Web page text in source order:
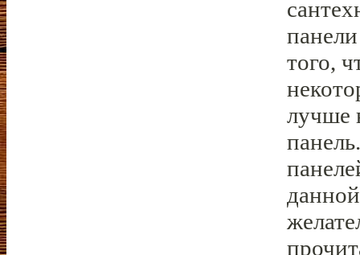
того,
лучше